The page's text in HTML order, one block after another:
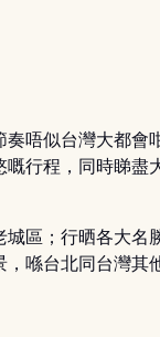
唔似台灣大都會
行程，同時睇盡
區；行晒各大名
喺台北同台灣其